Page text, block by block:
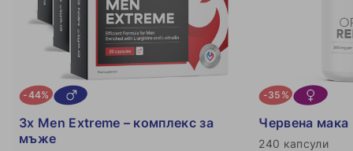
-44%
3x Men Extreme – комплекс за
мъже
-35%
Червена
240 капсули